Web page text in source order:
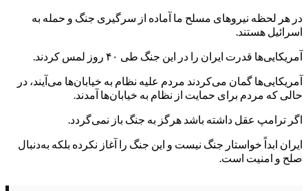
در هر لحظه نیروهای مسلح ما آماده از سرگیری جنگ و حمله به
اسرائیل هستند.
آمریکایی‌ها قدرت ایران را در این جنگ طی ۴۰ روز لمس کردند.
آمریکایی‌ها گمان می‌کردند مردم علیه نظام به خیابان‌ها می‌آیند، در
حالی که مردم برای حمایت از نظام به خیابان‌ها آمدند.
اگر ترامپ عقل داشته باشد هرگز به جنگ باز نمی‌گردد.
ایران ابداً خواستار جنگ نیست و این جنگ را آغاز نکرده بلکه به‌دنبال
صلح و امنیت است.